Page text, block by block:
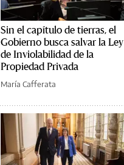
Sin el capítulo de tierras, el
Gobierno busca salvar la Ley
de Inviolabilidad de la
Propiedad Privada
María Cafferata